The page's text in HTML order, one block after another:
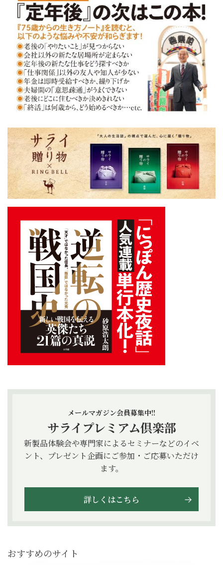
メールマガジン会員募集中!!
サライプレミアム倶楽部
新製品体験会や専門家によるセミナーなどのイベ
ント、プレゼント企画にご参加・ご応募いただけ
ます。
詳しくはこちら
おすすめのサイト